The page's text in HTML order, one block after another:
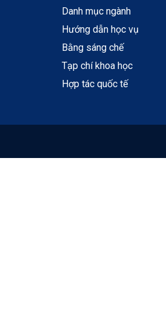
Danh mục ngành
Hướng dẫn học vụ
Bằng sáng chế
Tạp chí khoa học
Hợp tác quốc tế